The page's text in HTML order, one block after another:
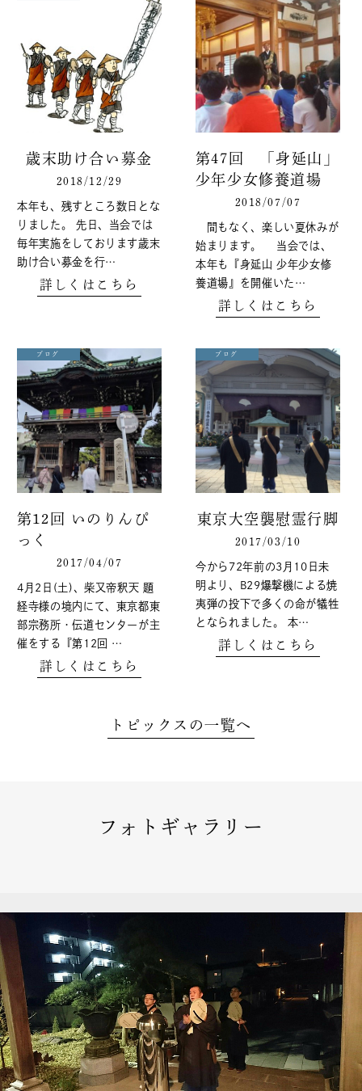
歳末助け合い募金
2018/12/29
本年も、残すところ数日とな
りました。 先日、当会では
毎年実施をしております歳末
助け合い募金を行…
詳しくはこちら
第47回 「身延山」
少年少女修養道場
2018/07/07
間もなく、楽しい夏休みが
始まります。 当会では、
本年も『身延山 少年少女修
養道場』を開催いた…
詳しくはこちら
ブログ
第12回 いのりんぴ
っく
2017/04/07
4月2日(土)、柴又帝釈天 題
経寺様の境内にて、東京都東
部宗務所・伝道センターが主
催をする『第12回 …
詳しくはこちら
ブログ
東京大空襲慰霊行脚
2017/03/10
今から72年前の3月10日未
明より、B29爆撃機による焼
夷弾の投下で多くの命が犠牲
となられました。 本…
詳しくはこちら
トピックスの一覧へ
フォトギャラリー